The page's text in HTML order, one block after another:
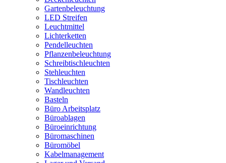
Gartenbeleuchtung
LED Streifen
Leuchtmittel
Lichterketten
Pendelleuchten
Pflanzenbeleuchtung
Schreibtischleuchten
Stehleuchten
Tischleuchten
Wandleuchten
Basteln
Büro Arbeitsplatz
Büroablagen
Büroeinrichtung
Büromaschinen
Büromöbel
Kabelmanagement